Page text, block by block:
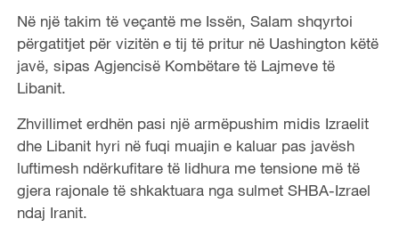
Në një takim të veçantë me Issën, Salam shqyrtoi
përgatitjet për vizitën e tij të pritur në Uashington këtë
javë, sipas Agjencisë Kombëtare të Lajmeve të
Libanit.
Zhvillimet erdhën pasi një armëpushim midis Izraelit
dhe Libanit hyri në fuqi muajin e kaluar pas javësh
luftimesh ndërkufitare të lidhura me tensione më të
gjera rajonale të shkaktuara nga sulmet SHBA-Izrael
ndaj Iranit.